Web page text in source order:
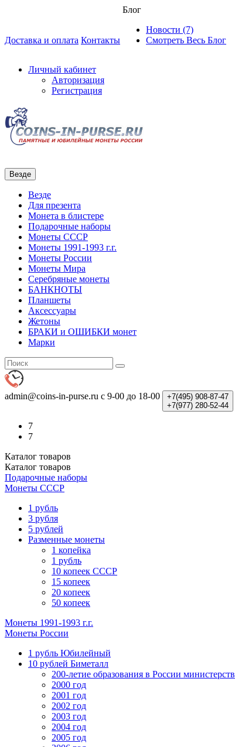
Доставка и оплата Контакты
Блог
Новости (7)
Смотреть Весь Блог
Личный кабинет
Авторизация
Регистрация
Везде
Везде
Для презента
Монета в блистере
Подарочные наборы
Монеты СССР
Монеты 1991-1993 г.г.
Монеты России
Монеты Мира
Серебряные монеты
БАНКНОТЫ
Планшеты
Аксессуары
Жетоны
БРАКИ и ОШИБКИ монет
Марки
admin@coins-in-purse.ru с 9-00 до 18-00 +7(495) 908-87-47
+7(977) 280-52-44
7
7
Каталог товаров
Каталог товаров
Подарочные наборы
Монеты СССР
1 рубль
3 рубля
5 рублей
Разменные монеты
1 копейка
1 рубль
10 копеек СССР
15 копеек
20 копеек
50 копеек
Монеты 1991-1993 г.г.
Монеты России
1 рубль Юбилейный
10 рублей Биметалл
200-летие образования в России министерств
2000 год
2001 год
2002 год
2003 год
2004 год
2005 год